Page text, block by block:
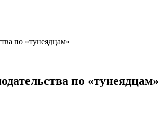
по «тунеядцам»
по «тунеядцам»